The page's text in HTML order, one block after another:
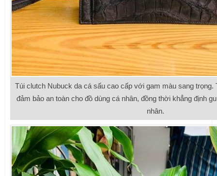
Túi clutch Nubuck da cá sấu cao cấp với gam màu sang trọng.
đảm bảo an toàn cho đồ dùng cá nhân, đồng thời khẳng định
nhân.